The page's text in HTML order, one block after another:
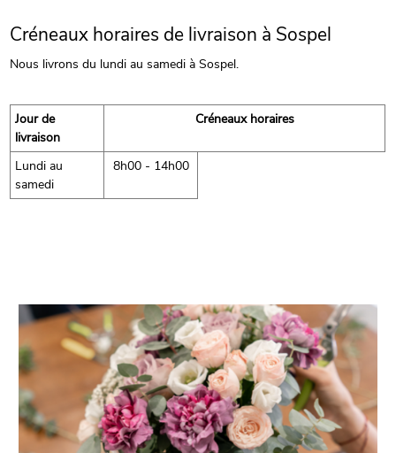
Créneaux horaires de livraison à Sospel
Nous livrons du lundi au samedi à Sospel.
Jour de
livraison
Créneaux horaires
Lundi au
samedi
8h00 - 14h00